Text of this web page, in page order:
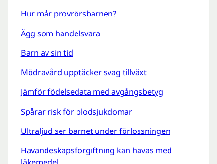
Hur mår provrörsbarnen?
Ägg som handelsvara
Barn av sin tid
Mödravård upptäcker svag tillväxt
Jämför födelsedata med avgångsbetyg
Spårar risk för blodsjukdomar
Ultraljud ser barnet under förlossningen
Havandeskapsforgiftning kan hävas med